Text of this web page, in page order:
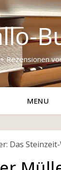
Rezensionen
MENU